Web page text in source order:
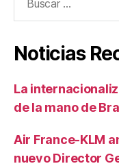
Noticias
La
de la mano de
Air France-KLM
nuevo Director